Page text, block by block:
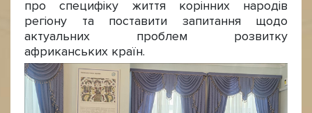
про специфіку життя корінних народів
регіону та поставити запитання щодо
актуальних проблем розвитку
африканських країн.